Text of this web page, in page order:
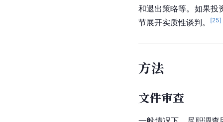
和退出策略等。如果投
节展开实质性谈判。
[25]
方法
文件审查